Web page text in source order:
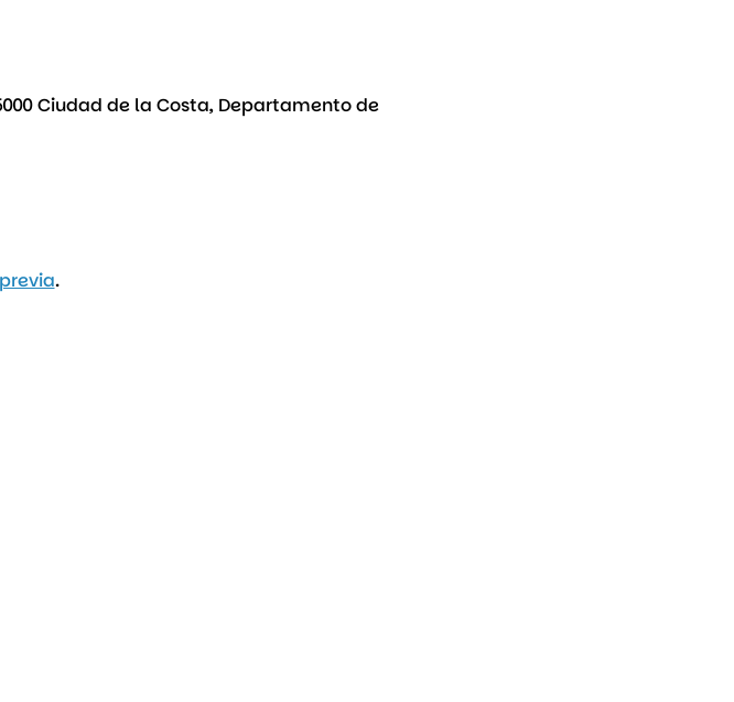
Ciudad de la Costa, Departamento de
.